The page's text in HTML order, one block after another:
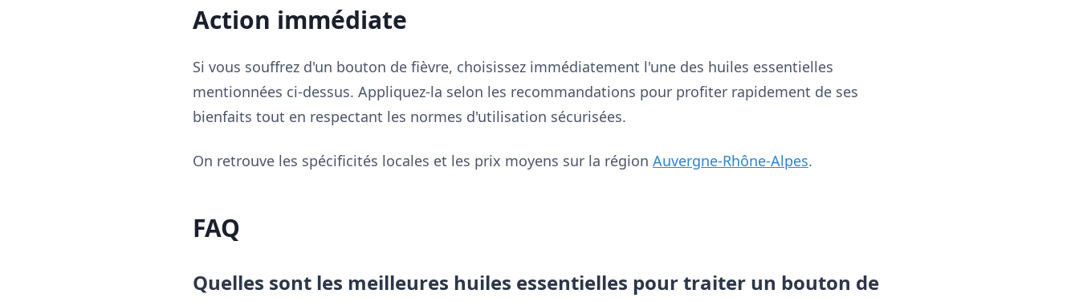
Action immédiate
Si vous souffrez d'un bouton de fièvre, choisissez immédiatement l'une des huiles essentielles
mentionnées ci-dessus. Appliquez-la selon les recommandations pour profiter rapidement de ses
bienfaits tout en respectant les normes d'utilisation sécurisées.
On retrouve les spécificités locales et les prix moyens sur la région Auvergne-Rhône-Alpes.
FAQ
Quelles sont les meilleures huiles essentielles pour traiter un bouton de